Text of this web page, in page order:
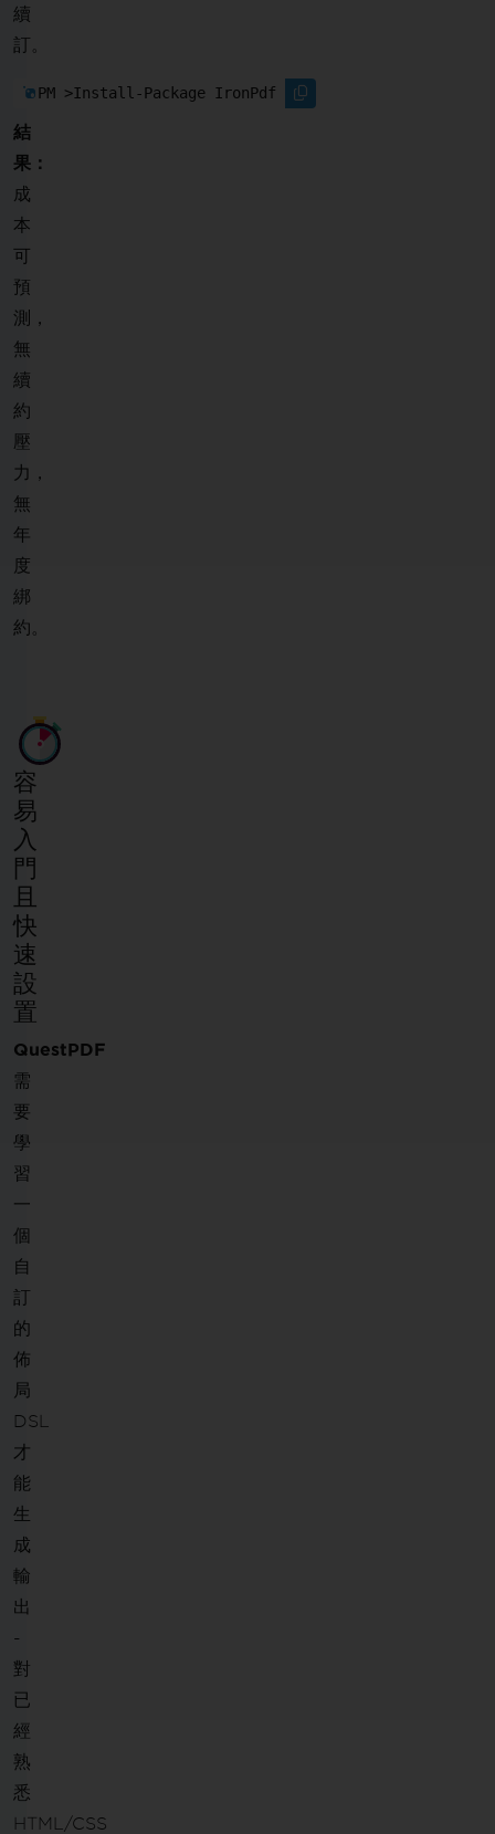
續
訂。
PM >Install-Package IronPdf
結
果：
成
本
可
預
測，
無
續
約
壓
力，
無
年
度
綁
約。
容
易
入
門
且
快
速
設
置
QuestPDF
需
要
學
習
一
個
自
訂
的
佈
局
DSL
才
能
生
成
輸
出
-
對
已
經
熟
悉
HTML/CSS